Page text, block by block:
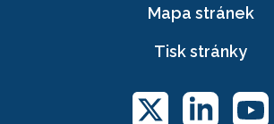
Mapa stránek
Tisk stránky